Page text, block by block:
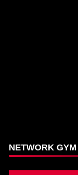
NETWORK GYM